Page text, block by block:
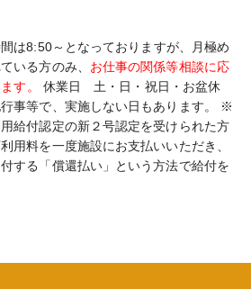
は8:50～となっておりますが、月極め
いる方のみ、 お仕事の関係等相談に応
す。
休業日 土・日・祝日・お盆休
事等で、実施しない日もあります。 ※
給付認定の新２号認定を受けられた方
用料を一度施設にお支払いいただき、
する「償還払い」という方法で給付を